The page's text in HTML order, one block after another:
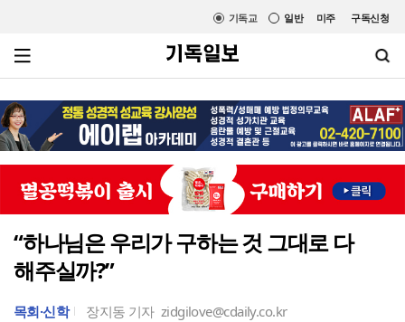
미주 구독신청
일반
기독교
“하나님은 우리가 구하는 것 그대로 다
해주실까?”
목회·신학 장지동 기자 zidgilove@cdaily.co.kr